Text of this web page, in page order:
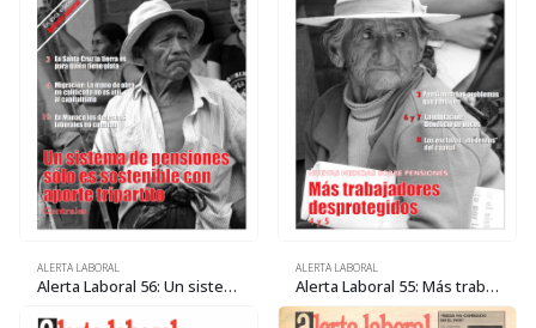
ALERTA LABORAL
Alerta Laboral 56: Un sistema de pensiones sólo es sostenible con aporte tripartito
ALERTA LABORAL
Alerta Laboral 55: Más trabajadores desprotegidos